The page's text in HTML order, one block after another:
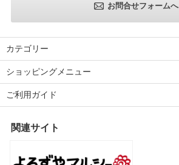
お問合せフォームへ
カテゴリー
ショッピングメニュー
ご利用ガイド
関連サイト